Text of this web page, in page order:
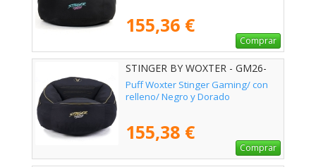
155,36 €
Comprar
STINGER BY WOXTER - GM26-
115
Puff Woxter Stinger Gaming/ con
relleno/ Negro y Dorado
155,38 €
Comprar